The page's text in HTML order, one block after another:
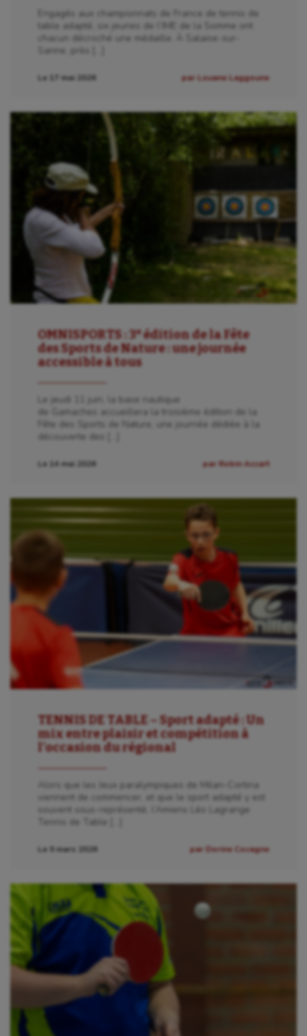
Engagés aux championnats de France de tennis de
table adapté, six jeunes de l’IME de la Somme ont
chacun décroché une médaille. À Salaise-sur-
Sanne, près […]
Le 17 mai 2026 par Louane Laggoune
OMNISPORTS : 3ᵉ édition de la Fête
des Sports de Nature : une journée
accessible à tous
Le jeudi 11 juin, la base nautique
de Gamaches accueillera la troisième édition de la
Fête des Sports de Nature, une journée dédiée à la
découverte des […]
Le 14 mai 2026 par Robin Accart
TENNIS DE TABLE – Sport adapté : Un
mix entre plaisir et compétition à
l’occasion du régional
Alors que les Jeux paralympiques de Milan-Cortina
viennent de commencer, et que le sport adapté y est
souvent sous-représenté, l’Amiens Léo Lagrange
Tennis de Table […]
Le 9 mars 2026 par Dorine Cocagne